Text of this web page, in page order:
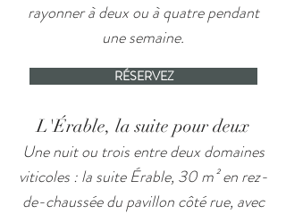
rayonner à deux ou à quatre pendant
une semaine.
RÉSERVEZ
L'Érable, la suite pour deux
Une nuit ou trois entre deux domaines
viticoles : la suite Érable, 30 m² en rez-
de-chaussée du pavillon côté rue, avec